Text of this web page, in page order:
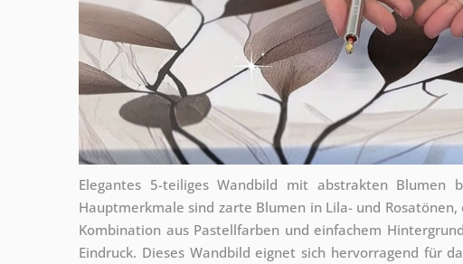
Elegantes 5-teiliges Wandbild mit abstrakten Blumen
Hauptmerkmale sind zarte Blumen in Lila- und
Kombination aus Pastellfarben und einfachem
Eindruck. Dieses Wandbild eignet sich hervorragend für